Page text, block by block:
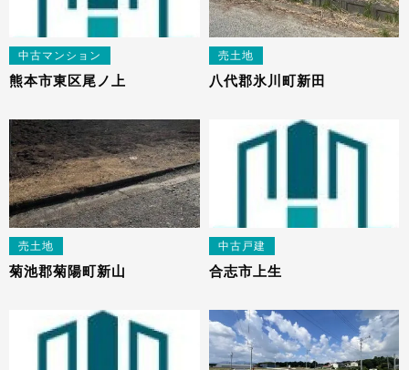
中古マンション
熊本市東区尾ノ上
売土地
八代郡氷川町新田
売土地
菊池郡菊陽町新山
中古戸建
合志市上生